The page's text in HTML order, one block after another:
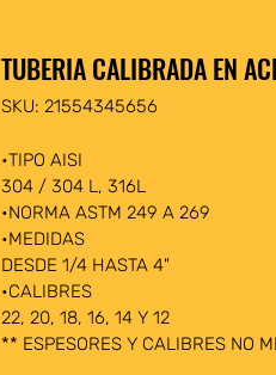
TUBERIA CALIBRADA EN
SKU: 21554345656
•TIPO AISI
304 / 304 L, 316L
•NORMA ASTM 249 A 269
•MEDIDAS
DESDE 1/4 HASTA 4"
•CALIBRES
22, 20, 18, 16, 14 Y 12
** ESPESORES Y CALIBRES NO